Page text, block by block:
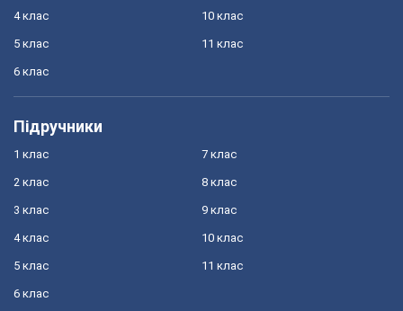
4 клас
5 клас
6 клас
10 клас
11 клас
Підручники
1 клас
2 клас
3 клас
4 клас
5 клас
6 клас
7 клас
8 клас
9 клас
10 клас
11 клас